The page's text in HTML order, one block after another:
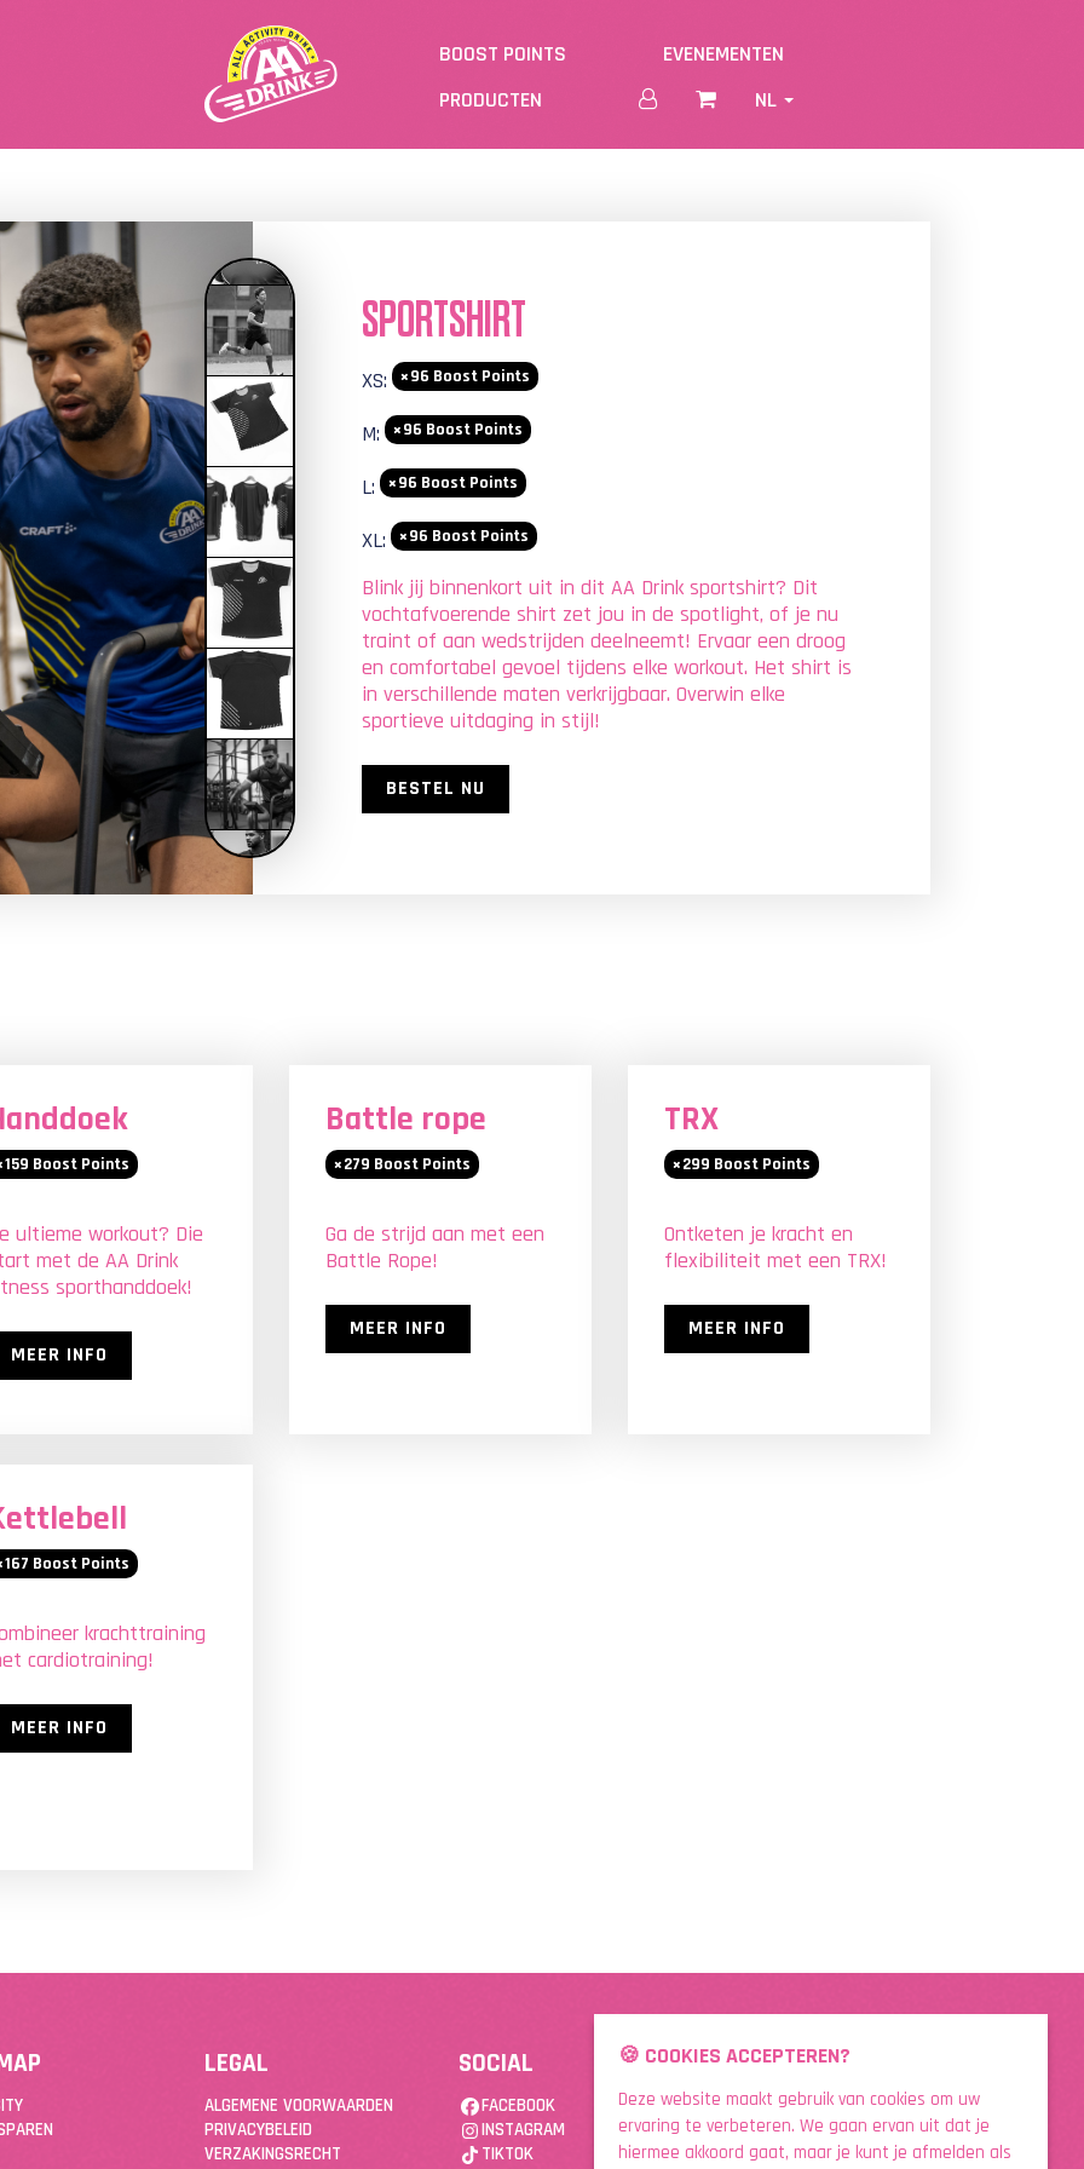
BOOST POINTS
EVENEMENTEN
PRODUCTEN
NL
SPORTSHIRT
XS: 96 Boost Points
M: 96 Boost Points
L: 96 Boost Points
XL: 96 Boost Points
Blink jij binnenkort uit in dit AA Drink sportshirt? Dit
vochtafvoerende shirt zet jou in de spotlight, of je nu
traint of aan wedstrijden deelneemt! Ervaar een droog
en comfortabel gevoel tijdens elke workout. Het shirt is
in verschillende maten verkrijgbaar. Overwin elke
sportieve uitdaging in stijl!
BESTEL NU
159 Boost Points
ultieme workout? Die
met de AA Drink
sporthanddoek!
MEER INFO
Battle rope
279 Boost Points
Ga de strijd aan met een
Battle Rope!
MEER INFO
TRX
299 Boost Points
Ontketen je kracht en
flexibiliteit met een TRX!
MEER INFO
167 Boost Points
krachttraining
cardiotraining!
MEER INFO
LEGAL
ALGEMENE VOORWAARDEN
PRIVACYBELEID
VERZAKINGSRECHT
SOCIAL
FACEBOOK
INSTAGRAM
TIKTOK
DOWNLOAD DE APP
🍪 COOKIES ACCEPTEREN?
Deze website maakt gebruik van cookies om uw
ervaring te verbeteren. We gaan ervan uit dat je
hiermee akkoord gaat, maar je kunt je afmelden als